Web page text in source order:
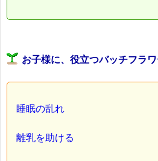
お子様に、役立つバッチフラ
睡眠の乱れ
離乳を助ける